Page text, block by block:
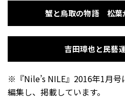
蟹と鳥取の物語 松葉
吉田璋也と民藝
※『Nile’s NILE』2016年1月号
編集し、掲載しています。